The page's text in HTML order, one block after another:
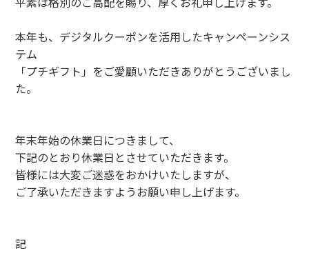
本年も、デジタルクーポンを活用したキャンペーンシス
テム
「プチギフト」をご愛顧いただきありがとうございまし
た。
年末年始の休業日につきまして、
下記のとおり休業日とさせていただきます。
皆様には大変ご迷惑をおかけいたしますが、
ご了承いただきますようお願い申し上げます。
記